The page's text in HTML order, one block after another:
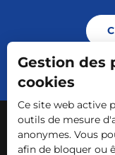
Mentions
Gestion des
cookies
Ce site web active
outils de mesure
anonymes. Vous
afin de bloquer ou